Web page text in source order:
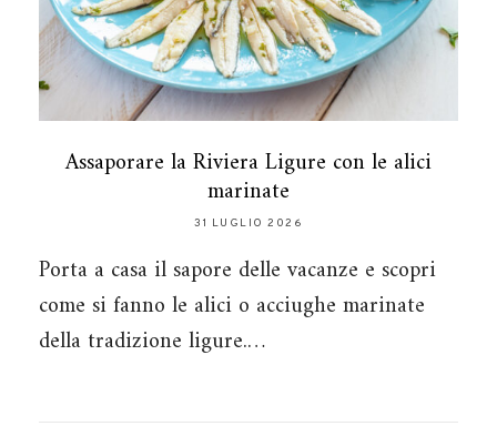
Assaporare la Riviera Ligure con le alici
marinate
31 LUGLIO 2026
Porta a casa il sapore delle vacanze e scopri
come si fanno le alici o acciughe marinate
della tradizione ligure.…